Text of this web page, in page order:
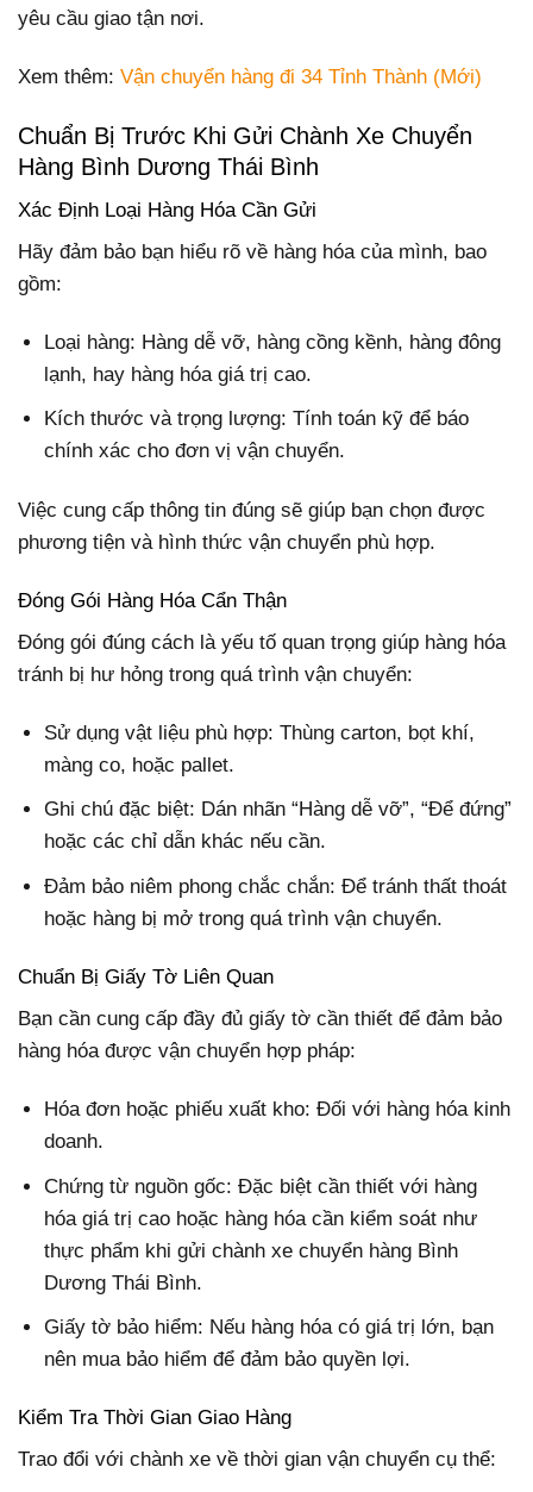
yêu cầu giao tận nơi.
Xem thêm: Vận chuyển hàng đi 34 Tỉnh Thành (Mới)
Chuẩn Bị Trước Khi Gửi Chành Xe Chuyển
Hàng Bình Dương Thái Bình
Xác Định Loại Hàng Hóa Cần Gửi
Hãy đảm bảo bạn hiểu rõ về hàng hóa của mình, bao
gồm:
Loại hàng: Hàng dễ vỡ, hàng cồng kềnh, hàng đông
lạnh, hay hàng hóa giá trị cao.
Kích thước và trọng lượng: Tính toán kỹ để báo
chính xác cho đơn vị vận chuyển.
Việc cung cấp thông tin đúng sẽ giúp bạn chọn được
phương tiện và hình thức vận chuyển phù hợp.
Đóng Gói Hàng Hóa Cẩn Thận
Đóng gói đúng cách là yếu tố quan trọng giúp hàng hóa
tránh bị hư hỏng trong quá trình vận chuyển:
Sử dụng vật liệu phù hợp: Thùng carton, bọt khí,
màng co, hoặc pallet.
Ghi chú đặc biệt: Dán nhãn “Hàng dễ vỡ”, “Để đứng”
hoặc các chỉ dẫn khác nếu cần.
Đảm bảo niêm phong chắc chắn: Để tránh thất thoát
hoặc hàng bị mở trong quá trình vận chuyển.
Chuẩn Bị Giấy Tờ Liên Quan
Bạn cần cung cấp đầy đủ giấy tờ cần thiết để đảm bảo
hàng hóa được vận chuyển hợp pháp:
Hóa đơn hoặc phiếu xuất kho: Đối với hàng hóa kinh
doanh.
Chứng từ nguồn gốc: Đặc biệt cần thiết với hàng
hóa giá trị cao hoặc hàng hóa cần kiểm soát như
thực phẩm khi gửi chành xe chuyển hàng Bình
Dương Thái Bình.
Giấy tờ bảo hiểm: Nếu hàng hóa có giá trị lớn, bạn
nên mua bảo hiểm để đảm bảo quyền lợi.
Kiểm Tra Thời Gian Giao Hàng
Trao đổi với chành xe về thời gian vận chuyển cụ thể: